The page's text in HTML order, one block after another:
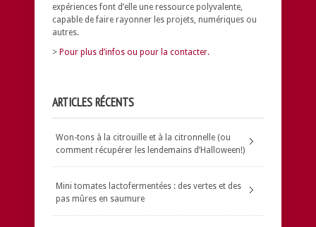
expériences font d’elle une ressource polyvalente,
capable de faire rayonner les projets, numériques ou
autres.
> Pour plus d’infos ou pour la contacter.
ARTICLES RÉCENTS
Won-tons à la citrouille et à la citronnelle (ou
comment récupérer les lendemains d’Halloween!)
Mini tomates lactofermentées : des vertes et des
pas mûres en saumure